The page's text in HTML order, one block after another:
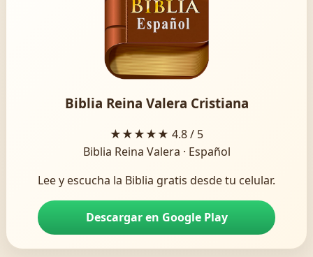
Biblia Reina Valera Cristiana
★★★★★ 4.8 / 5
Biblia Reina Valera · Español
Lee y escucha la Biblia gratis desde tu celular.
Descargar en Google Play